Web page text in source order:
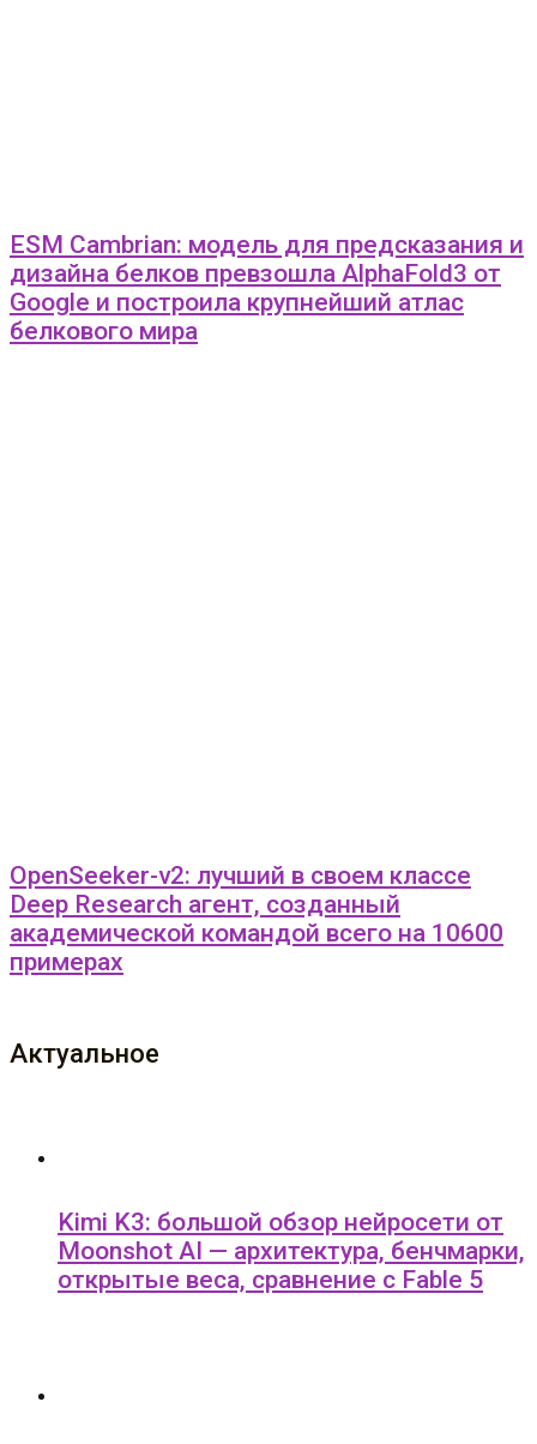
ESM Cambrian: модель для предсказания и
дизайна белков превзошла AlphaFold3 от
Google и построила крупнейший атлас
белкового мира
OpenSeeker-v2: лучший в своем классе
Deep Research агент, созданный
академической командой всего на 10600
примерах
Актуальное
Kimi K3: большой обзор нейросети от
Moonshot AI — архитектура, бенчмарки,
открытые веса, сравнение с Fable 5